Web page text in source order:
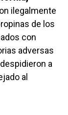
ilegalmente
de los
con
adversas
a
al